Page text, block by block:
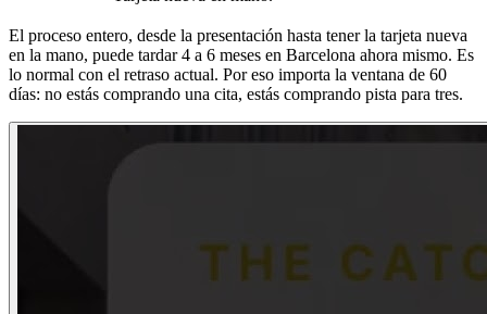
El proceso entero, desde la presentación hasta tener la tarjeta nueva
en la mano, puede tardar 4 a 6 meses en Barcelona ahora mismo. Es
lo normal con el retraso actual. Por eso importa la ventana de 60
días: no estás comprando una cita, estás comprando pista para tres.